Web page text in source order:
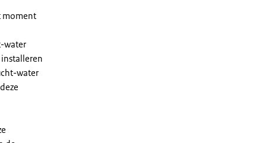
moment
water
water